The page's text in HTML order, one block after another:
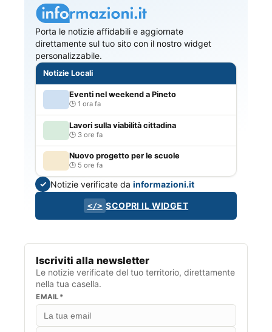
Porta le notizie affidabili e aggiornate
direttamente sul tuo sito con il nostro widget
personalizzabile.
Notizie Locali
Eventi nel weekend a Pineto
1 ora fa
Lavori sulla viabilità cittadina
3 ore fa
Nuovo progetto per le scuole
5 ore fa
✓ Notizie verificate dainformazioni.it
</> SCOPRI IL WIDGET
Iscriviti alla newsletter
Le notizie verificate del tuo territorio, direttamente
nella tua casella.
EMAIL*